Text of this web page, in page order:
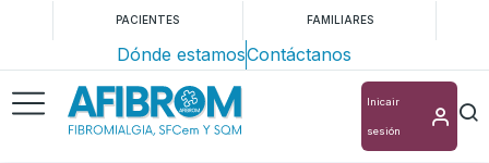
PACIENTES FAMILIARES
Dónde estamosContáctanos
Inicair
sesión